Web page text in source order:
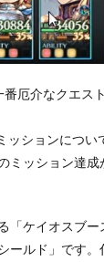
厄介なクエス
ションについ
ミッション達
「ケイオスブー
ールド」です。